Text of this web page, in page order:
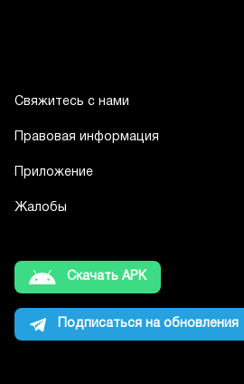
Свяжитесь с нами
Правовая информация
Приложение
Жалобы
Скачать APK
Подписаться на обновления